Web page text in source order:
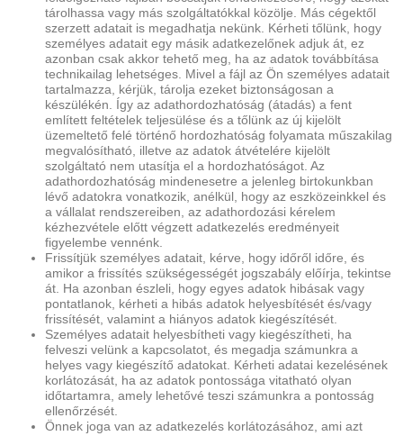
tárolhassa vagy más szolgáltatókkal közölje. Más cégektől
szerzett adatait is megadhatja nekünk. Kérheti tőlünk, hogy
személyes adatait egy másik adatkezelőnek adjuk át, ez
azonban csak akkor tehető meg, ha az adatok továbbítása
technikailag lehetséges. Mivel a fájl az Ön személyes adatait
tartalmazza, kérjük, tárolja ezeket biztonságosan a
készülékén. Így az adathordozhatóság (átadás) a fent
említett feltételek teljesülése és a tőlünk az új kijelölt
üzemeltető felé történő hordozhatóság folyamata műszakilag
megvalósítható, illetve az adatok átvételére kijelölt
szolgáltató nem utasítja el a hordozhatóságot. Az
adathordozhatóság mindenesetre a jelenleg birtokunkban
lévő adatokra vonatkozik, anélkül, hogy az eszközeinkkel és
a vállalat rendszereiben, az adathordozási kérelem
kézhezvétele előtt végzett adatkezelés eredményeit
figyelembe vennénk.
Frissítjük személyes adatait, kérve, hogy időről időre, és
amikor a frissítés szükségességét jogszabály előírja, tekintse
át. Ha azonban észleli, hogy egyes adatok hibásak vagy
pontatlanok, kérheti a hibás adatok helyesbítését és/vagy
frissítését, valamint a hiányos adatok kiegészítését.
Személyes adatait helyesbítheti vagy kiegészítheti, ha
felveszi velünk a kapcsolatot, és megadja számunkra a
helyes vagy kiegészítő adatokat. Kérheti adatai kezelésének
korlátozását, ha az adatok pontossága vitatható olyan
időtartamra, amely lehetővé teszi számunkra a pontosság
ellenőrzését.
Önnek joga van az adatkezelés korlátozásához, ami azt